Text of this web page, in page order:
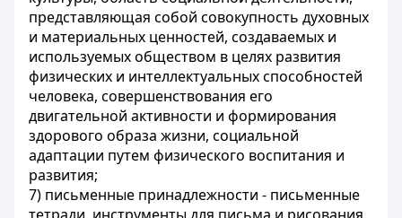
представляющая собой совокупность духовных
и материальных ценностей, создаваемых и
используемых обществом в целях развития
физических и интеллектуальных способностей
человека, совершенствования его
двигательной активности и формирования
здорового образа жизни, социальной
адаптации путем физического воспитания и
развития;
7) письменные принадлежности - письменные